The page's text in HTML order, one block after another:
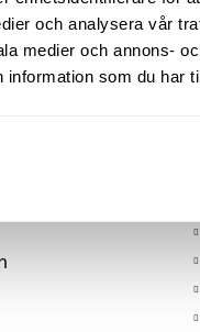
och analysera vår
medier och annons-
information som du har